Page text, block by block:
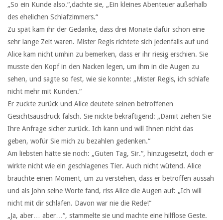
„So ein Kunde also.“,dachte sie, „Ein kleines Abenteuer außerhalb
des ehelichen Schlafzimmers.“
Zu spät kam ihr der Gedanke, dass drei Monate dafür schon eine
sehr lange Zeit waren. Mister Regis richtete sich jedenfalls auf und
Alice kam nicht umhin zu bemerken, dass er ihr riesig erschien. Sie
musste den Kopf in den Nacken legen, um ihm in die Augen zu
sehen, und sagte so fest, wie sie konnte: „Mister Regis, ich schlafe
nicht mehr mit Kunden.“
Er zuckte zurück und Alice deutete seinen betroffenen
Gesichtsausdruck falsch. Sie nickte bekräftigend: „Damit ziehen Sie
Ihre Anfrage sicher zurück. Ich kann und will Ihnen nicht das
geben, wofür Sie mich zu bezahlen gedenken.“
Am liebsten hätte sie noch: „Guten Tag, Sir.“, hinzugesetzt, doch er
wirkte nicht wie ein geschlagenes Tier. Auch nicht wütend. Alice
brauchte einen Moment, um zu verstehen, dass er betroffen aussah
und als John seine Worte fand, riss Alice die Augen auf: „Ich will
nicht mit dir schlafen. Davon war nie die Rede!“
„Ja, aber… aber…“, stammelte sie und machte eine hilflose Geste.